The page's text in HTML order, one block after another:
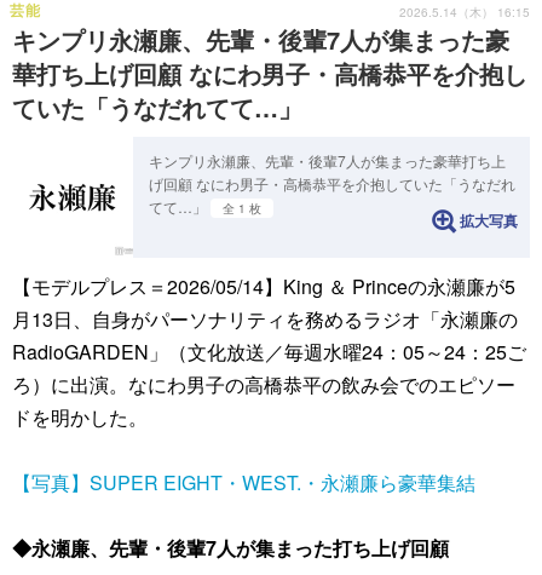
キンプリ永瀬廉、先輩・後輩7人が集まった豪
華打ち上げ回顧 なにわ男子・高橋恭平を介抱し
ていた「うなだれてて…」
芸能 2026.5.14（木） 16:15
キンプリ永瀬廉、先輩・後輩7人が集まった豪華打ち上
げ回顧 なにわ男子・高橋恭平を介抱していた「うなだれ
てて…」
全 1 枚
拡大写真
【モデルプレス＝2026/05/14】King ＆ Princeの永瀬廉が5
月13日、自身がパーソナリティを務めるラジオ「永瀬廉の
RadioGARDEN」（文化放送／毎週水曜24：05～24：25ご
ろ）に出演。なにわ男子の高橋恭平の飲み会でのエピソー
ドを明かした。
【写真】SUPER EIGHT・WEST.・永瀬廉ら豪華集結
◆永瀬廉、先輩・後輩7人が集まった打ち上げ回顧